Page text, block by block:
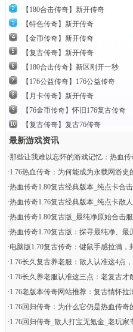
【180合击传奇】新开传奇
【特色传奇】新开传奇
【金币传奇】新开传奇
【复古传奇】新开传奇
【180合击传奇】新区刚开一秒
【176公益传奇】176公益传奇
【月卡传奇】新开传奇
【76金币传奇】怀旧176复古传奇
【复古传奇】复古76传奇
最新游戏资讯
·那些让我难以忘怀的游戏记忆：热血传
·1.76热血传奇：为何能成为永载网游史
·热血传奇1.80复古经典版本_纯点卡合
·热血传奇1.76复古经典版本_纯点卡散
·热血传奇1.80复古版_最纯净原始合击
·热血传奇1.70复古版：探寻最纯净、最
·电脑版1.70复古传奇：键鼠手感拉满，
·1.76长久复古养老服：散人认准这4点
·1.76长久养老服认准这三点：老复古才
·1.76老版本传奇网站推荐：复古情怀拉
·1.76回归传奇：为什么它仍是热血传奇
·1.76回归传奇_散人打宝无氪金_老玩家